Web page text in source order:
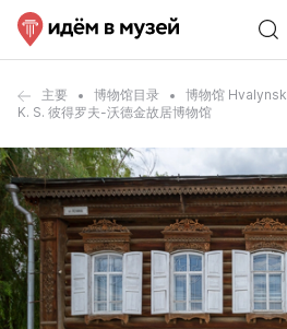
主要 博物馆目录
博物馆 Hvalynsk
K. S. 彼得罗夫-沃德金故居博物馆